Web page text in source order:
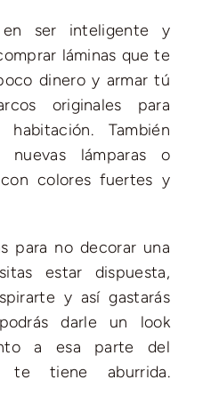
ser inteligente y
láminas que te
dinero y armar tú
originales para
También
nuevas lámparas o
colores fuertes y
para no decorar una
estar dispuesta,
y así gastarás
darle un look
a esa parte del
tiene aburrida.